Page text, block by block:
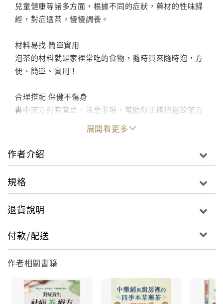
兒童健康等諸多方面，根據不同的症狀，藥材的性味歸
經，對症選茶，慢慢調養。
材料易找 簡單實用
泡茶的材料就是家裡常吃的食物，隨時買來隨時泡，方
便、簡單、實用！
合理搭配 保健不傷身
書中茶方列有宜忌、注意事項，幫助你正確把握飲茶方
法和用量。菊花性寒，用枸杞子來中和，不傷及脾胃，
製成茶包 隨時享用
旅行在外，簡易茶包隨身帶，方便快捷，不耽誤工作，
展開看更多
作者介紹
規格
退貨說明
付款/配送
作者相關書籍